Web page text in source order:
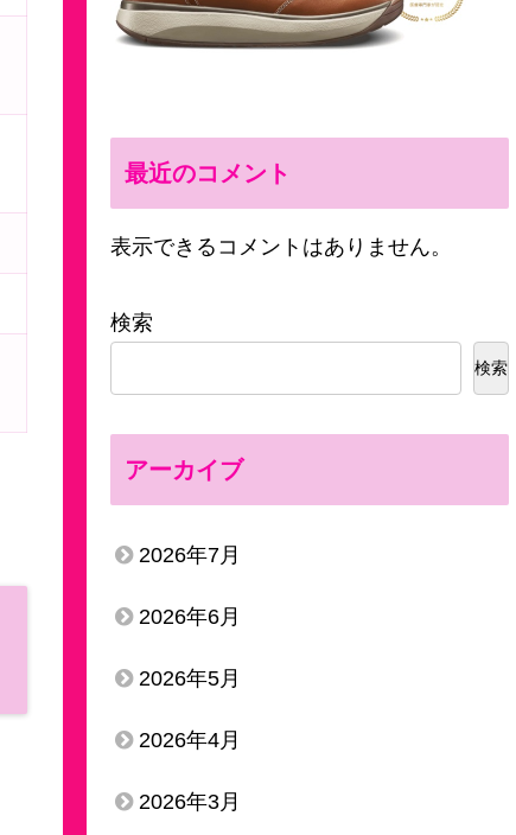
最近のコメント
表示できるコメントはありません。
検索
検索
アーカイブ
2026年7月
2026年6月
2026年5月
2026年4月
2026年3月